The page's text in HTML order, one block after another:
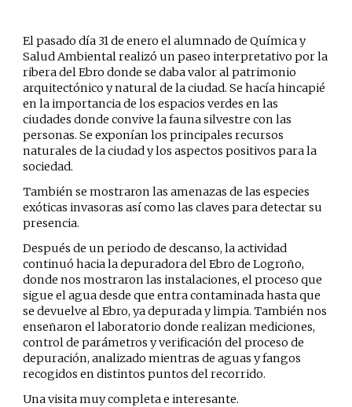
El pasado día 31 de enero el alumnado de Química y
Salud Ambiental realizó un paseo interpretativo por la
ribera del Ebro donde se daba valor al patrimonio
arquitectónico y natural de la ciudad. Se hacía hincapié
en la importancia de los espacios verdes en las
ciudades donde convive la fauna silvestre con las
personas. Se exponían los principales recursos
naturales de la ciudad y los aspectos positivos para la
sociedad.
También se mostraron las amenazas de las especies
exóticas invasoras así como las claves para detectar su
presencia.
Después de un periodo de descanso, la actividad
continuó hacia la depuradora del Ebro de Logroño,
donde nos mostraron las instalaciones, el proceso que
sigue el agua desde que entra contaminada hasta que
se devuelve al Ebro, ya depurada y limpia. También nos
enseñaron el laboratorio donde realizan mediciones,
control de parámetros y verificación del proceso de
depuración, analizado mientras de aguas y fangos
recogidos en distintos puntos del recorrido.
Una visita muy completa e interesante.